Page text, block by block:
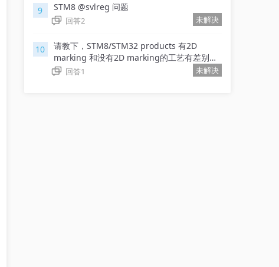
9 STM8 @svlreg 问题
回答2 未解决
10
请教下，STM8/STM32 products 有2D
marking 和没有2D marking的工艺有差别
吗？回答1 未解决